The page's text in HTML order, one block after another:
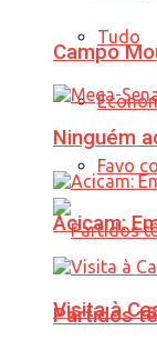
Tudo
Favo
Partidos
Campo
Ninguém
Acicam:
Visita à